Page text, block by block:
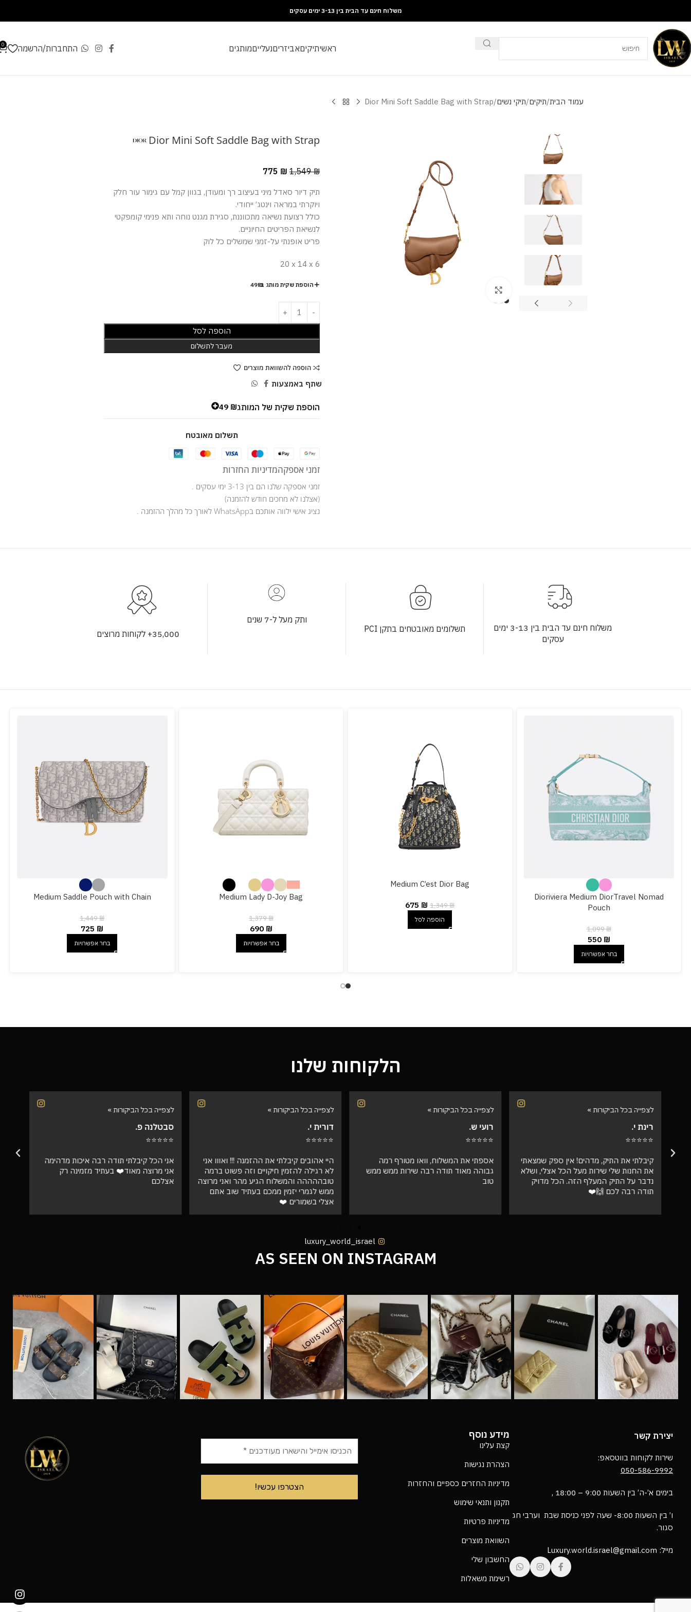
משלוח חינם עד הבית בין 3-13 ימים עסקים
ראשיתיקיםאביזריםנעלייםמותגים התחברות/הרשמה 0
עמוד הבית תיקים תיקי נשים Dior Mini Soft Saddle Bag with Strap
Dior Mini Soft Saddle Bag with Strap
1,549₪
775 ₪
תיק דיור סאדל מיני בעיצוב רך ומעודן, בגוון קמל עם גימור עור חלק
ויוקרתי במראה וינטג’ ייחודי.
כולל רצועת נשיאה מתכווננת, סגירת מגנט נוחה ותא פנימי קומפקטי
לנשיאת הפריטים החיוניים.
פריט אופנתי על-זמני שמשלים כל לוק
20 x 14 x 6
הוספת שקית מותג ב-49₪
הוספה לסל
מעבר לתשלום
הוספה להשוואת מוצרים
שתף באמצעות
הוספת שקית של המותג 49 ₪
תשלום מאובטח
זמני אספקהמדיניות החזרות
זמני אספקה שלנו הם בין 3-13 ימי עסקים .
(אצלנו לא מחכים חודש להזמנה)
נציג אישי ילווה אותכם בWhatsApp לאורך כל מהלך ההזמנה .
משלוח חינם עד הבית בין 3-13 ימים
עסקים
תשלומים מאובטחים בתקן PCI
ותק מעל ל-7 שנים
35,000+ לקוחות מרוצים
Dioriviera Medium DiorTravel Nomad
Pouch
1,099₪
550 ₪
בחר אפשרויות
Medium C’est Dior Bag
1,349₪
675 ₪
הוספה לסל
Medium Lady D-Joy Bag
1,379₪
690 ₪
בחר אפשרויות
Medium Saddle Pouch with Chain
1,449₪
725 ₪
בחר אפשרויות
הלקוחות שלנו
לצפייה בכל הביקורות »
רינת י.
⭐⭐⭐⭐⭐
קיבלתי את התיק, מדהים! אין ספק שמצאתי
את החנות שלי שירות מעל הכל אצלי, ושלא
נדבר על התיק המעלף הזה. הכל מדויק
תודה רבה לכם 🙌❤️
לצפייה בכל הביקורות »
רועי ש.
⭐⭐⭐⭐⭐
אספתי את המשלוח, וואו מטורף רמה
גבוהה מאוד תודה רבה שירות ממש ממש
טוב
לצפייה בכל הביקורות »
דורית י.
⭐⭐⭐⭐⭐
היי אהובים קיבלתי את ההזמנה !!! ואווו אני
לא רגילה להזמין חיקויים וזה פשוט ברמה
טובההההה והמשלוח הגיע מהר ואני מרוצה
ממש לגמרי יזמין ממכם בעתיד שוב אתם
אצלי בשמורים ❤️
לצפייה בכל הביקורות »
סבטלנה פ.
⭐⭐⭐⭐⭐
אני הכל קיבלתי תודה רבה איכות מדהימה
אני מרוצה מאוד❤️ בעתיד מזמינה רק
אצלכם
luxury_world_israel
AS SEEN ON INSTAGRAM
יצירת קשר
שירות לקוחות בווטסאפ:
050-586-9992
בימים א’-ה’ בין השעות 9:00 – 18:00 ,
ו’ בין השעות 8:00- שעה לפני כניסת שבת וערבי חג
סגור.
מייל: Luxury.world.israel@gmail.com
מידע נוסף
קצת עלינו
הצהרת נגישות
מדיניות החזרים כספיים והחזרות
תקנון ותנאי שימוש
מדיניות פרטיות
השוואת מוצרים
החשבון שלי
רשימת משאלות